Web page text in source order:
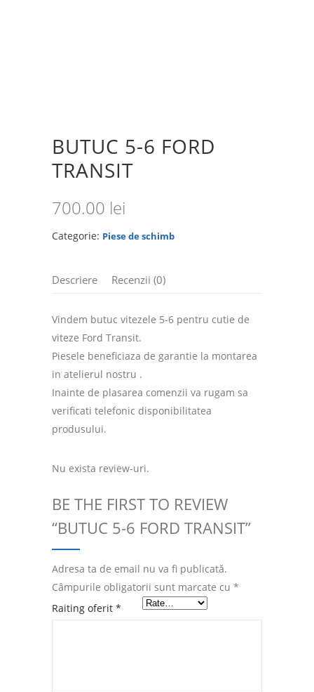
BUTUC 5-6 FORD
TRANSIT
700.00 lei
Categorie: Piese de schimb
Descriere Recenzii (0)
Vindem butuc vitezele 5-6 pentru cutie de
viteze Ford Transit.
Piesele beneficiaza de garantie la montarea
in atelierul nostru .
Inainte de plasarea comenzii va rugam sa
verificati telefonic disponibilitatea
produsului.
Nu exista review-uri.
BE THE FIRST TO REVIEW
“BUTUC 5-6 FORD TRANSIT”
Adresa ta de email nu va fi publicată.
Câmpurile obligatorii sunt marcate cu *
Raiting oferit *